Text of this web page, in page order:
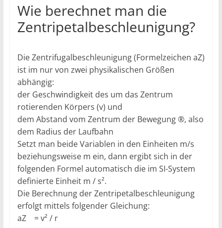
Wie berechnet man die
Zentripetalbeschleunigung?
Die Zentrifugalbeschleunigung (Formelzeichen aZ)
ist im nur von zwei physikalischen Größen
abhängig:
der Geschwindigkeit des um das Zentrum
rotierenden Körpers (v) und
dem Abstand vom Zentrum der Bewegung ®, also
dem Radius der Laufbahn
Setzt man beide Variablen in den Einheiten m/s
beziehungsweise m ein, dann ergibt sich in der
folgenden Formel automatisch die im SI-System
definierte Einheit m / s².
Die Berechnung der Zentripetalbeschleunigung
erfolgt mittels folgender Gleichung:
aZ = v² / r